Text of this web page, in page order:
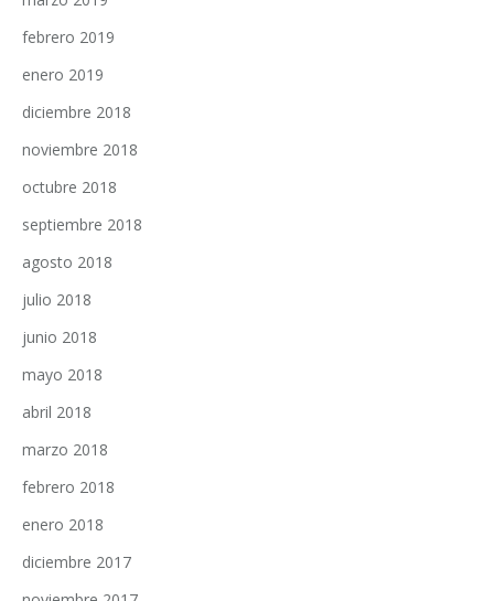
febrero 2019
enero 2019
diciembre 2018
noviembre 2018
octubre 2018
septiembre 2018
agosto 2018
julio 2018
junio 2018
mayo 2018
abril 2018
marzo 2018
febrero 2018
enero 2018
diciembre 2017